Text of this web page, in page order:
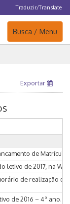
Traduzir/Translate
Navegação
Busca / Menu
Exportar
de Matrícula
de 2017, na
de realização
de 2016 – 4º ano.